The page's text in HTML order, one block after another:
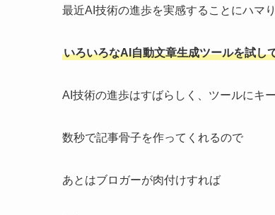
最近AI技術の進歩を実感することにハマ
いろいろなAI自動文章生成ツールを試し
AI技術の進歩はすばらしく、ツールにキ
数秒で記事骨子を作ってくれるので
あとはブロガーが肉付けすれば